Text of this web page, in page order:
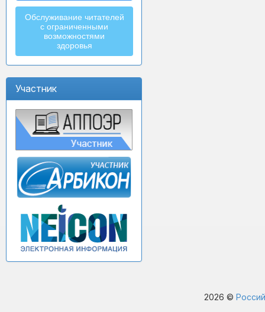
Обслуживание читателей
с ограниченными
возможностями
здоровья
Участник
2026 ©